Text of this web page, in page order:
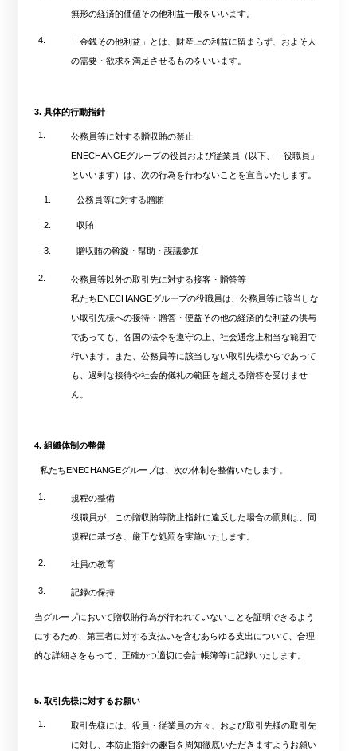
無形の経済的価値その他利益一般をいいます。
4.
「金銭その他利益」とは、財産上の利益に留まらず、およそ人
の需要・欲求を満足させるものをいいます。
3. 具体的行動指針
1.
公務員等に対する贈収賄の禁止
ENECHANGEグループの役員および従業員（以下、「役職員」
といいます）は、次の行為を行わないことを宣言いたします。
1. 公務員等に対する贈賄
2. 収賄
3. 贈収賄の斡旋・幇助・謀議参加
2.
公務員等以外の取引先に対する接客・贈答等
私たちENECHANGEグループの役職員は、公務員等に該当しな
い取引先様への接待・贈答・便益その他の経済的な利益の供与
であっても、各国の法令を遵守の上、社会通念上相当な範囲で
行います。また、公務員等に該当しない取引先様からであって
も、過剰な接待や社会的儀礼の範囲を超える贈答を受けませ
ん。
4. 組織体制の整備
私たちENECHANGEグループは、次の体制を整備いたします。
1.
規程の整備
役職員が、この贈収賄等防止指針に違反した場合の罰則は、同
規程に基づき、厳正な処罰を実施いたします。
2. 社員の教育
3. 記録の保持
当グループにおいて贈収賄行為が行われていないことを証明できるよう
にするため、第三者に対する支払いを含むあらゆる支出について、合理
的な詳細さをもって、正確かつ適切に会計帳簿等に記録いたします。
5. 取引先様に対するお願い
1.
取引先様には、役員・従業員の方々、および取引先様の取引先
に対し、本防止指針の趣旨を周知徹底いただきますようお願い